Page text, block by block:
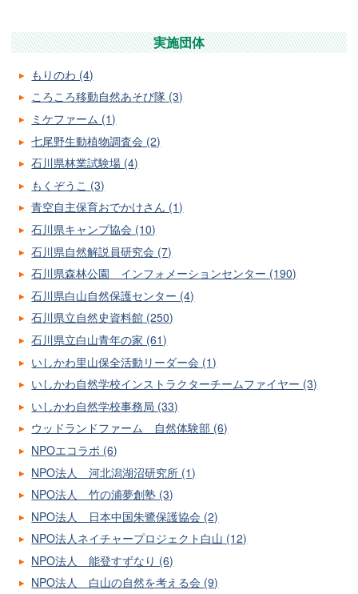
実施団体
もりのわ (4)
ころころ移動自然あそび隊 (3)
ミケファーム (1)
七尾野生動植物調査会 (2)
石川県林業試験場 (4)
もくぞうこ (3)
青空自主保育おでかけさん (1)
石川県キャンプ協会 (10)
石川県自然解説員研究会 (7)
石川県森林公園 インフォメーションセンター (190)
石川県白山自然保護センター (4)
石川県立自然史資料館 (250)
石川県立白山青年の家 (61)
いしかわ里山保全活動リーダー会 (1)
いしかわ自然学校インストラクターチームファイヤー (3)
いしかわ自然学校事務局 (33)
ウッドランドファーム 自然体験部 (6)
NPOエコラボ (6)
NPO法人 河北潟湖沼研究所 (1)
NPO法人 竹の浦夢創塾 (3)
NPO法人 日本中国朱鷺保護協会 (2)
NPO法人ネイチャープロジェクト白山 (12)
NPO法人 能登すずなり (6)
NPO法人 白山の自然を考える会 (9)